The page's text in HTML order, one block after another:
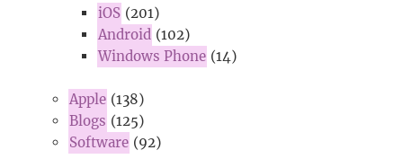
iOS (201)
Android (102)
Windows Phone (14)
Apple (138)
Blogs (125)
Software (92)